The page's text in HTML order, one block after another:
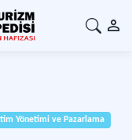
Yönetimi ve Pazarlama